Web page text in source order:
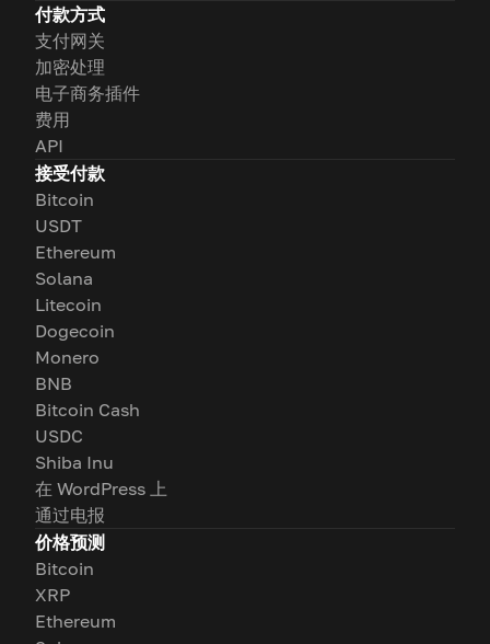
付款方式
支付网关
加密处理
电子商务插件
费用
API
接受付款
Bitcoin
USDT
Ethereum
Solana
Litecoin
Dogecoin
Monero
BNB
Bitcoin Cash
USDC
Shiba Inu
在 WordPress 上
通过电报
价格预测
Bitcoin
XRP
Ethereum